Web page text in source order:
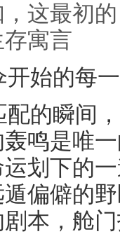
这最初
寓言
始的每
配的瞬间
鸣是唯
划下的
偏僻的
本，舱